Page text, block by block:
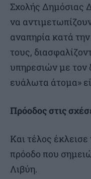
Σχολής Δημόσιας
να
αναπηρία κατά
τους,
υπηρεσιών με τον
ευάλωτα άτομα»
Πρόοδος στις
Και τέλος
πρόοδο που
Λιβύη.